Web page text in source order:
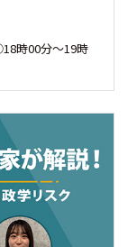
時00分〜19時